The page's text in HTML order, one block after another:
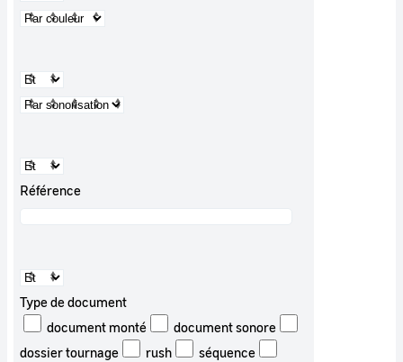
Référence
Type de document
document monté
document sonore
dossier tournage
rush
séquence